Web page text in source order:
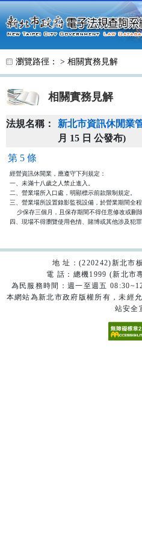
跳至主要內容
瀏覽路徑： > 相關實務見解
相關實務見解
法規名稱： 新北市資訊休閒業
月 15 日 公發布)
第 5 條
經營資訊休閒業，應遵守下列規定：
一、未滿十八歲之人禁止進入。
二、營業場所入口處，明顯標示前款限制規定。
三、營業場所設置錄影監視設備，於營業期間全
少保存三個月，且保存期間不得任意修改或刪除
四、現場不得瀏覽使用色情、賭博或其他涉及犯罪
地 址：(220242)新北市
電 話：總機1999 (新北市
為民服務時間：週一至週五
本網站為新北市政府版權所有，未經
站安全